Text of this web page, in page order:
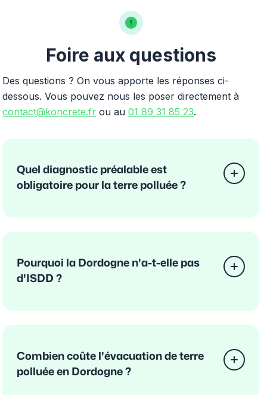
Foire aux questions
Des questions ? On vous apporte les réponses ci-
dessous. Vous pouvez nous les poser directement à
contact@koncrete.fr ou au 01 89 31 85 23.
Quel diagnostic préalable est
obligatoire pour la terre polluée ?
Pourquoi la Dordogne n'a-t-elle pas
d'ISDD ?
Combien coûte l'évacuation de terre
polluée en Dordogne ?